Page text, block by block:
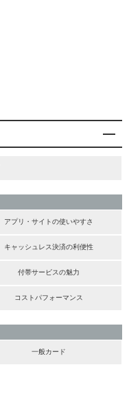
アプリ・サイトの使いやすさ
キャッシュレス決済の利便性
付帯サービスの魅力
コストパフォーマンス
一般カード